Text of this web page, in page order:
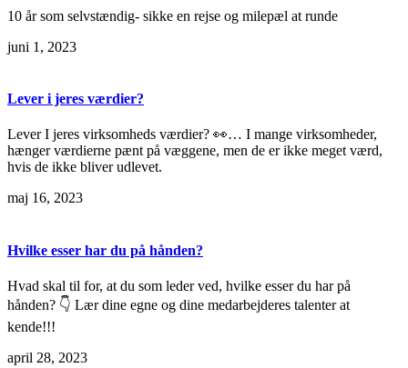
10 år som selvstændig- sikke en rejse og milepæl at runde
juni 1, 2023
Lever i jeres værdier?
Lever I jeres virksomheds værdier? 👀… I mange virksomheder,
hænger værdierne pænt på væggene, men de er ikke meget værd,
hvis de ikke bliver udlevet.
maj 16, 2023
Hvilke esser har du på hånden?
Hvad skal til for, at du som leder ved, hvilke esser du har på
hånden? 👇 Lær dine egne og dine medarbejderes talenter at
kende!!!
april 28, 2023